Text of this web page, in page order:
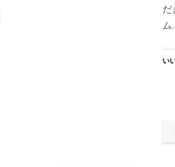
だ
ム
い